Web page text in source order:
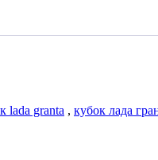
lada granta , кубок лада